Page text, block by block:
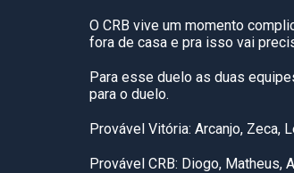
O CRB vive um momento
fora de casa e pra isso vai
Para esse duelo as duas
para o duelo.
Provável Vitória: Arcanjo, Zeca,
Provável CRB: Diogo, Matheus,